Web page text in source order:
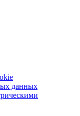
данных